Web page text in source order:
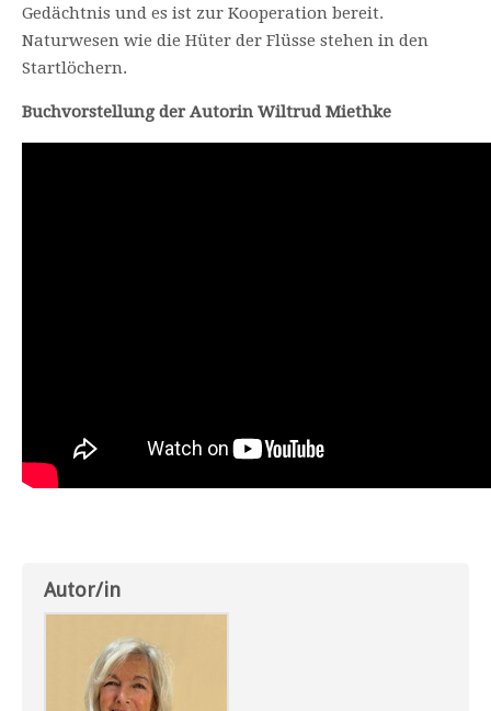
Gedächtnis und es ist zur Kooperation bereit.
Naturwesen wie die Hüter der Flüsse stehen in den
Startlöchern.
Buchvorstellung der Autorin Wiltrud Miethke
Autor/in